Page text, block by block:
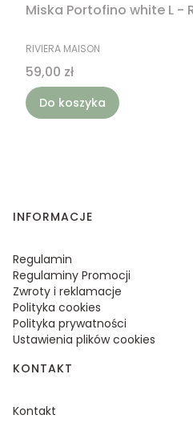
Miska Portofino white L -
PRODUCENT
RIVIERA MAISON
Cena
59,00 zł
Do koszyka
Linki w stopce
INFORMACJE
Regulamin
Regulaminy Promocji
Zwroty i reklamacje
Polityka cookies
Polityka prywatności
Ustawienia plików cookies
KONTAKT
Kontakt